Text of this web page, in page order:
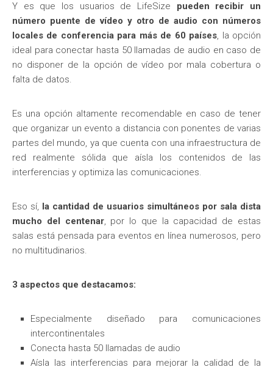
Y es que los usuarios de LifeSize pueden recibir un
número puente de vídeo y otro de audio con números
locales de conferencia para más de 60 países, la opción
ideal para conectar hasta 50 llamadas de audio en caso de
no disponer de la opción de vídeo por mala cobertura o
falta de datos.
Es una opción altamente recomendable en caso de tener
que organizar un evento a distancia con ponentes de varias
partes del mundo, ya que cuenta con una infraestructura de
red realmente sólida que aísla los contenidos de las
interferencias y optimiza las comunicaciones.
Eso sí, la cantidad de usuarios simultáneos por sala dista
mucho del centenar, por lo que la capacidad de estas
salas está pensada para eventos en línea numerosos, pero
no multitudinarios.
3 aspectos que destacamos:
Especialmente diseñado para comunicaciones
intercontinentales
Conecta hasta 50 llamadas de audio
Aísla las interferencias para mejorar la calidad de la